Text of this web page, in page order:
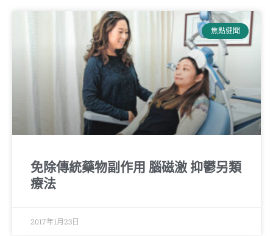
焦點健聞
免除傳統藥物副作用 腦磁激 抑鬱另類
療法
2017年1月23日
Page Page Page